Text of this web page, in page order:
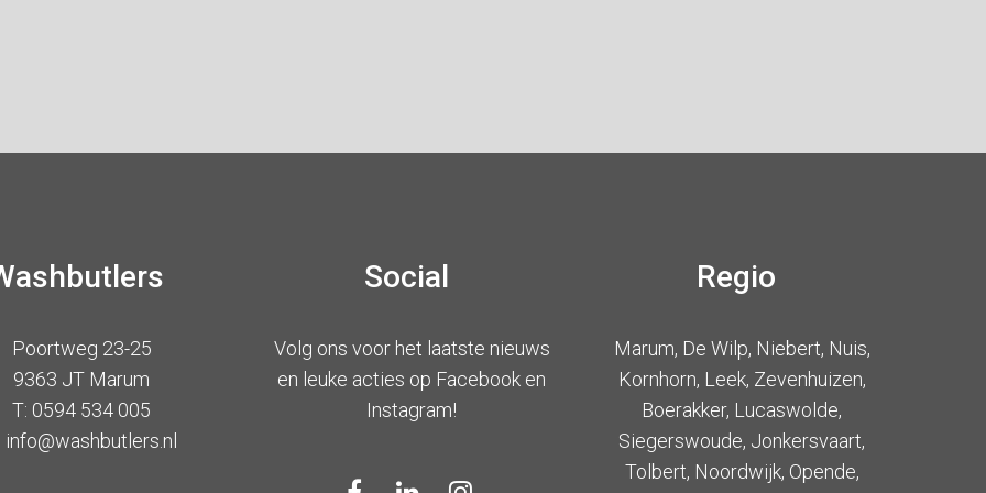
Poortweg 23-25
9363 JT Marum
T: 0594 534 005
info@washbutlers.nl
Social
Volg ons voor het laatste nieuws
en leuke acties op Facebook en
Instagram!
Regio
Marum, De Wilp, Niebert, Nuis,
Kornhorn, Leek, Zevenhuizen,
Boerakker, Lucaswolde,
Siegerswoude, Jonkersvaart,
Tolbert, Noordwijk, Opende,